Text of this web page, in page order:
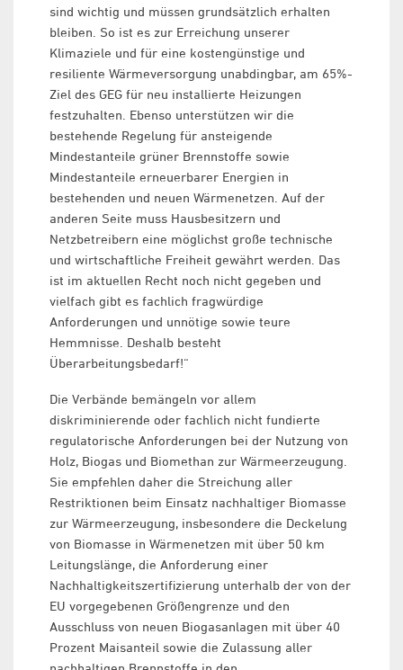
sind wichtig und müssen grundsätzlich erhalten
bleiben. So ist es zur Erreichung unserer
Klimaziele und für eine kostengünstige und
resiliente Wärmeversorgung unabdingbar, am 65%-
Ziel des GEG für neu installierte Heizungen
festzuhalten. Ebenso unterstützen wir die
bestehende Regelung für ansteigende
Mindestanteile grüner Brennstoffe sowie
Mindestanteile erneuerbarer Energien in
bestehenden und neuen Wärmenetzen. Auf der
anderen Seite muss Hausbesitzern und
Netzbetreibern eine möglichst große technische
und wirtschaftliche Freiheit gewährt werden. Das
ist im aktuellen Recht noch nicht gegeben und
vielfach gibt es fachlich fragwürdige
Anforderungen und unnötige sowie teure
Hemmnisse. Deshalb besteht
Überarbeitungsbedarf!“
Die Verbände bemängeln vor allem
diskriminierende oder fachlich nicht fundierte
regulatorische Anforderungen bei der Nutzung von
Holz, Biogas und Biomethan zur Wärmeerzeugung.
Sie empfehlen daher die Streichung aller
Restriktionen beim Einsatz nachhaltiger Biomasse
zur Wärmeerzeugung, insbesondere die Deckelung
von Biomasse in Wärmenetzen mit über 50 km
Leitungslänge, die Anforderung einer
Nachhaltigkeitszertifizierung unterhalb der von der
EU vorgegebenen Größengrenze und den
Ausschluss von neuen Biogasanlagen mit über 40
Prozent Maisanteil sowie die Zulassung aller